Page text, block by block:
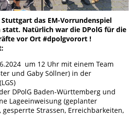
das EM-Vorrundenspiel
statt. Natürlich war die DPolG für die
vor Ort #dpolgvorort !
um 12 Uhr mit einem Team
und Gaby Söllner) in der
DPolG Baden-Württemberg und
Lageeinweisung (geplanter
gesperrte Strassen, Erreichbarkeiten,